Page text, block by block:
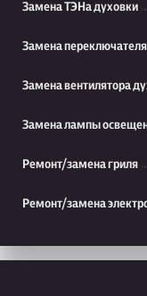
Замена ТЭНа духовки
Замена переключателя
Замена вентилятора
Замена лампы
Ремонт/замена гриля
Ремонт/замена